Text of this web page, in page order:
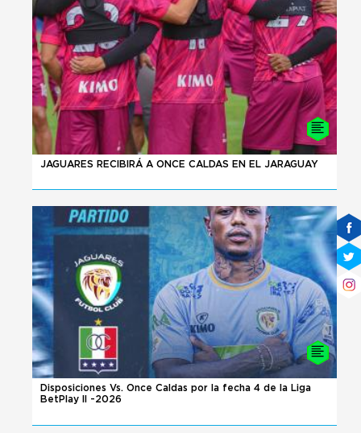
08 - 08 - 2026
JAGUARES RECIBIRÁ A ONCE CALDAS EN EL JARAGUAY
08 - 08 - 2026
Disposiciones Vs. Once Caldas por la fecha 4 de la Liga
BetPlay II -2026